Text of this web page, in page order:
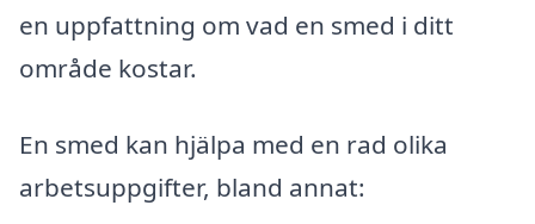
en uppfattning om vad en smed i ditt
område kostar.
En smed kan hjälpa med en rad olika
arbetsuppgifter, bland annat: